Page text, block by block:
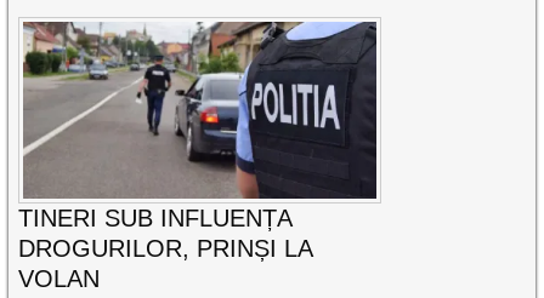
TINERI SUB INFLUENȚA
DROGURILOR, PRINȘI LA
VOLAN